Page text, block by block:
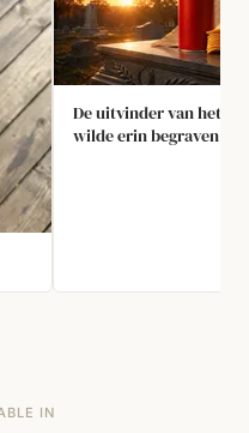
De uitvinder van het
wilde erin begraven
IN